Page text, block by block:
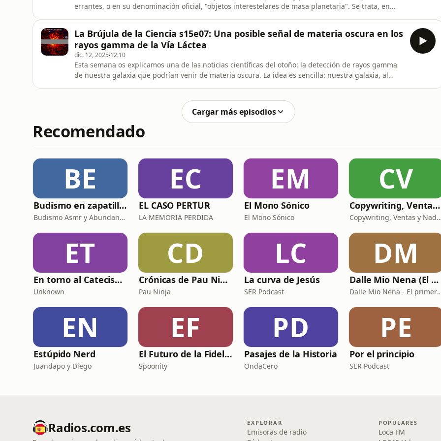
errantes, o en su denominación oficial, "objetos interestelares de masa planetaria". Se trata, en
difíciles de det
La Brújula de la Ciencia s15e07: Una posible señal de materia oscura en los
rayos gamma de la Vía Láctea
dic. 12, 2025 12:10
Esta semana os explicamos una de las noticias científicas del otoño: la detección de rayos gamma
de nuestra galaxia que podrían venir de materia oscura. La idea es sencilla: nuestra galaxia, al
Cargar más episodios
Recomendado
BE
Budismo en zapatillas, El budismo sin sermones
Budismo Asmr y Abundancia
EC
EL CASO PERTUR
LA MEMORIA PERDIDA
EM
El Mono Sónico
El Mono Sónico
CV
Copywriting, Ventas y Nada que perder
Copywriting, Ventas y Nada que Perder
ET
En torno al Catecismo
Unknown
CD
Crónicas de Pau Ninja
Pau Ninja
LC
La curva de Jesús
SER Podcast
DM
Dalle Mio Nena (El primer podcast rural de España)
Dalle Mio Nena - El
EN
Estúpido Nerd
Juandapo y Diego
EF
El Futuro de la Fidelización
Spoonity
PD
Pasajes de la Historia
OndaCero
PE
Por el principio
SER Podcast
Radios.com.es EXPLORAR
Emisoras de radio
POPULARES
Loca FM